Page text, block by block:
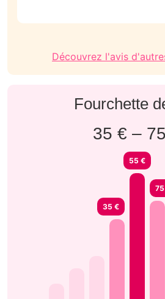
Découvrez l'avis
Fourchette
35 € –
35 €
55 €